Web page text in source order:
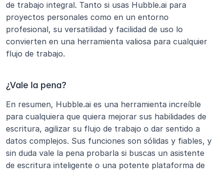
de trabajo integral. Tanto si usas Hubble.ai para
proyectos personales como en un entorno
profesional, su versatilidad y facilidad de uso lo
convierten en una herramienta valiosa para cualquier
flujo de trabajo.
¿Vale la pena?
En resumen, Hubble.ai es una herramienta increíble
para cualquiera que quiera mejorar sus habilidades de
escritura, agilizar su flujo de trabajo o dar sentido a
datos complejos. Sus funciones son sólidas y fiables, y
sin duda vale la pena probarla si buscas un asistente
de escritura inteligente o una potente plataforma de